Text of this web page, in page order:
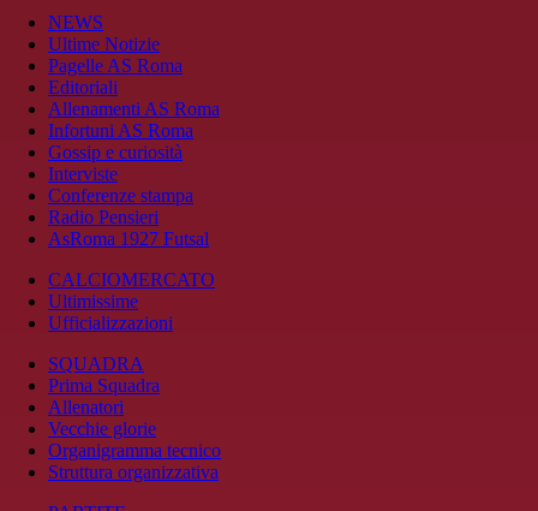
NEWS
Ultime Notizie
Pagelle AS Roma
Editoriali
Allenamenti AS Roma
Infortuni AS Roma
Gossip e curiosità
Interviste
Conferenze stampa
Radio Pensieri
AsRoma 1927 Futsal
CALCIOMERCATO
Ultimissime
Ufficializzazioni
SQUADRA
Prima Squadra
Allenatori
Vecchie glorie
Organigramma tecnico
Struttura organizzativa